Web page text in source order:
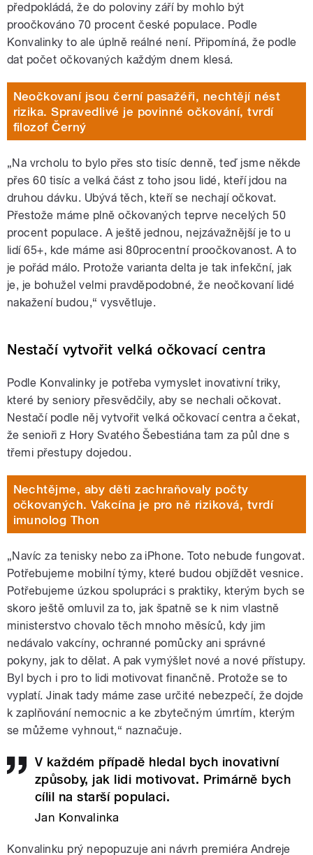
předpokládá, že do poloviny září by mohlo být
proočkováno 70 procent české populace. Podle
Konvalinky to ale úplně reálné není. Připomíná, že podle
dat počet očkovaných každým dnem klesá.
Neočkovaní jsou černí pasažéři, nechtějí nést
rizika. Spravedlivé je povinné očkování, tvrdí
filozof Černý
„Na vrcholu to bylo přes sto tisíc denně, teď jsme někde
přes 60 tisíc a velká část z toho jsou lidé, kteří jdou na
druhou dávku. Ubývá těch, kteří se nechají očkovat.
Přestože máme plně očkovaných teprve necelých 50
procent populace. A ještě jednou, nejzávažnější je to u
lidí 65+, kde máme asi 80procentní proočkovanost. A to
je pořád málo. Protože varianta delta je tak infekční, jak
je, je bohužel velmi pravděpodobné, že neočkovaní lidé
nakažení budou,“ vysvětluje.
Nestačí vytvořit velká očkovací centra
Podle Konvalinky je potřeba vymyslet inovativní triky,
které by seniory přesvědčily, aby se nechali očkovat.
Nestačí podle něj vytvořit velká očkovací centra a čekat,
že senioři z Hory Svatého Šebestiána tam za půl dne s
třemi přestupy dojedou.
Nechtějme, aby děti zachraňovaly počty
očkovaných. Vakcína je pro ně riziková, tvrdí
imunolog Thon
„Navíc za tenisky nebo za iPhone. Toto nebude fungovat.
Potřebujeme mobilní týmy, které budou objíždět vesnice.
Potřebujeme úzkou spolupráci s praktiky, kterým bych se
skoro ještě omluvil za to, jak špatně se k nim vlastně
ministerstvo chovalo těch mnoho měsíců, kdy jim
nedávalo vakcíny, ochranné pomůcky ani správné
pokyny, jak to dělat. A pak vymýšlet nové a nové přístupy.
Byl bych i pro to lidi motivovat finančně. Protože se to
vyplatí. Jinak tady máme zase určité nebezpečí, že dojde
k zaplňování nemocnic a ke zbytečným úmrtím, kterým
se můžeme vyhnout,“ naznačuje.
V každém případě hledal bych inovativní
způsoby, jak lidi motivovat. Primárně bych
cílil na starší populaci.
Jan Konvalinka
Konvalinku prý nepopuzuje ani návrh premiéra Andreje